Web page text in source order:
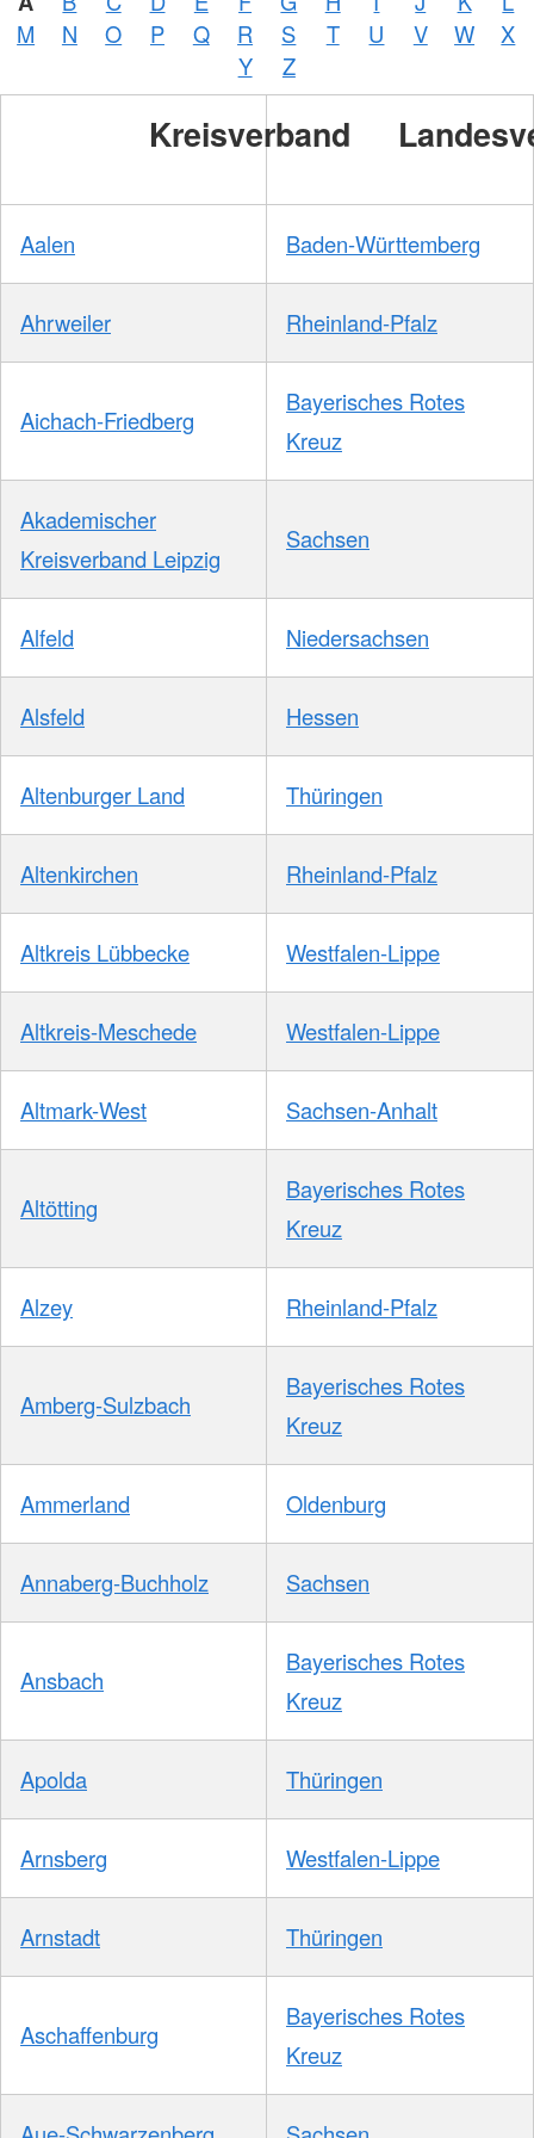
M
N O P Q R S T U V W
X
Y
Z
Kreisverband
Aalen Baden-Württemberg
Ahrweiler Rheinland-Pfalz
Aichach-Friedberg
Bayerisches Rotes
Kreuz
Akademischer
Kreisverband Leipzig
Sachsen
Alfeld Niedersachsen
Alsfeld Hessen
Altenburger Land Thüringen
Altenkirchen Rheinland-Pfalz
Altkreis Lübbecke Westfalen-Lippe
Altkreis-Meschede Westfalen-Lippe
Altmark-West Sachsen-Anhalt
Altötting
Bayerisches Rotes
Kreuz
Alzey Rheinland-Pfalz
Amberg-Sulzbach
Bayerisches Rotes
Kreuz
Ammerland Oldenburg
Annaberg-Buchholz Sachsen
Ansbach
Bayerisches Rotes
Kreuz
Apolda Thüringen
Arnsberg Westfalen-Lippe
Arnstadt Thüringen
Aschaffenburg
Bayerisches Rotes
Kreuz